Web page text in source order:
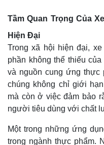
Tầm Quan Trọng Của
Hiện Đại
Trong xã hội hiện đại,
phần không thể thiếu
và nguồn cung ứng thực
chúng không chỉ giới
mà còn ở việc đảm bảo
người tiêu dùng với chất
Một trong những ứng
trong ngành thực phẩm.